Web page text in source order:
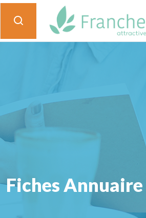
Fiches Annuaire